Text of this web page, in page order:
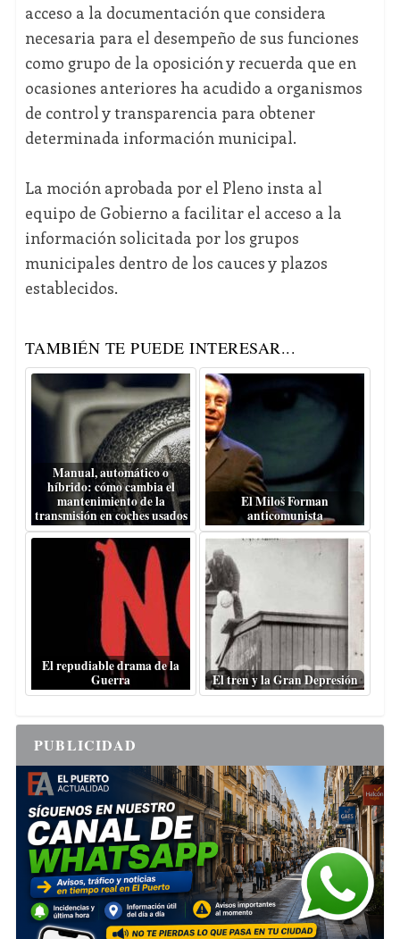
acceso a la documentación que considera
necesaria para el desempeño de sus funciones
como grupo de la oposición y recuerda que en
ocasiones anteriores ha acudido a organismos
de control y transparencia para obtener
determinada información municipal.
La moción aprobada por el Pleno insta al
equipo de Gobierno a facilitar el acceso a la
información solicitada por los grupos
municipales dentro de los cauces y plazos
establecidos.
TAMBIÉN TE PUEDE INTERESAR...
Manual, automático o
híbrido: cómo cambia el
mantenimiento de la
transmisión en coches usados
El Miloš Forman
anticomunista
El repudiable drama de la
Guerra
El tren y la Gran Depresión
PUBLICIDAD